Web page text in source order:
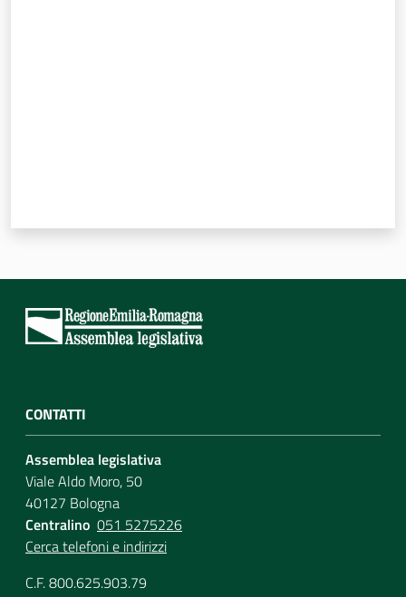
CONTATTI
Assemblea legislativa
Viale Aldo Moro, 50
40127 Bologna
Centralino 051 5275226
Cerca telefoni e indirizzi
C.F. 800.625.903.79